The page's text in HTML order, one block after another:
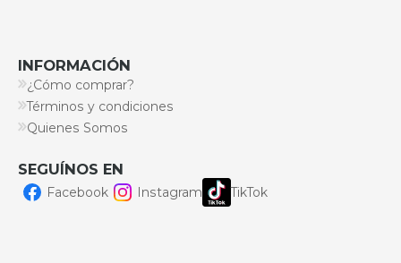
INFORMACIÓN
¿Cómo comprar?
Términos y condiciones
Quienes Somos
SEGUÍNOS EN
Facebook Instagram TikTok